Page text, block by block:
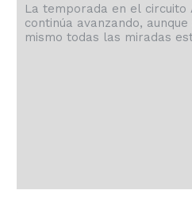
La temporada en el circuito
continúa avanzando,
mismo todas las miradas